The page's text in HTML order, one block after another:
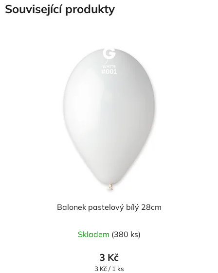
Související produkty
Balonek pastelový bílý 28cm
Skladem (380 ks)
3 Kč
Měrná
3 Kč / 1 ks